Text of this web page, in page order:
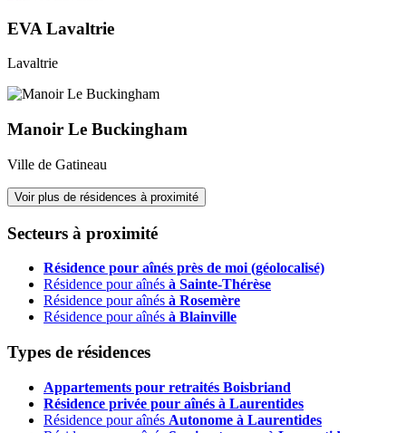
EVA Lavaltrie
Lavaltrie
Manoir Le Buckingham
Ville de Gatineau
Voir plus de résidences à proximité
Secteurs à proximité
Résidence pour aînés près de moi (géolocalisé)
Résidence pour aînés à Sainte-Thérèse
Résidence pour aînés à Rosemère
Résidence pour aînés à Blainville
Types de résidences
Appartements pour retraités Boisbriand
Résidence privée pour aînés à Laurentides
Résidence pour aînés Autonome à Laurentides